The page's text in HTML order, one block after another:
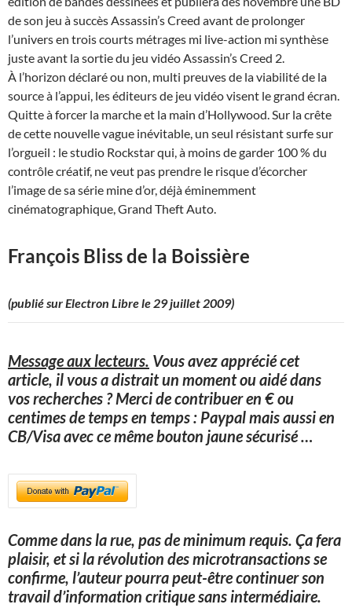
de son jeu à succès Assassin’s Creed avant de prolonger
l’univers en trois courts métrages mi live-action mi synthèse
juste avant la sortie du jeu vidéo Assassin’s Creed 2.
À l’horizon déclaré ou non, multi preuves de la viabilité de la
source à l’appui, les éditeurs de jeu vidéo visent le grand écran.
Quitte à forcer la marche et la main d’Hollywood. Sur la crête
de cette nouvelle vague inévitable, un seul résistant surfe sur
l’orgueil : le studio Rockstar qui, à moins de garder 100 % du
contrôle créatif, ne veut pas prendre le risque d’écorcher
l’image de sa série mine d’or, déjà éminemment
cinématographique, Grand Theft Auto.
François Bliss de la Boissière
(publié sur Electron Libre le 29 juillet 2009)
Message aux lecteurs. Vous avez apprécié cet
article, il vous a distrait un moment ou aidé dans
vos recherches ? Merci de contribuer en € ou
centimes de temps en temps : Paypal mais aussi en
CB/Visa avec ce même bouton jaune sécurisé…
Comme dans la rue, pas de minimum requis. Ça fera
plaisir, et si la révolution des microtransactions se
confirme, l’auteur pourra peut-être continuer son
travail d’information critique sans intermédiaire.